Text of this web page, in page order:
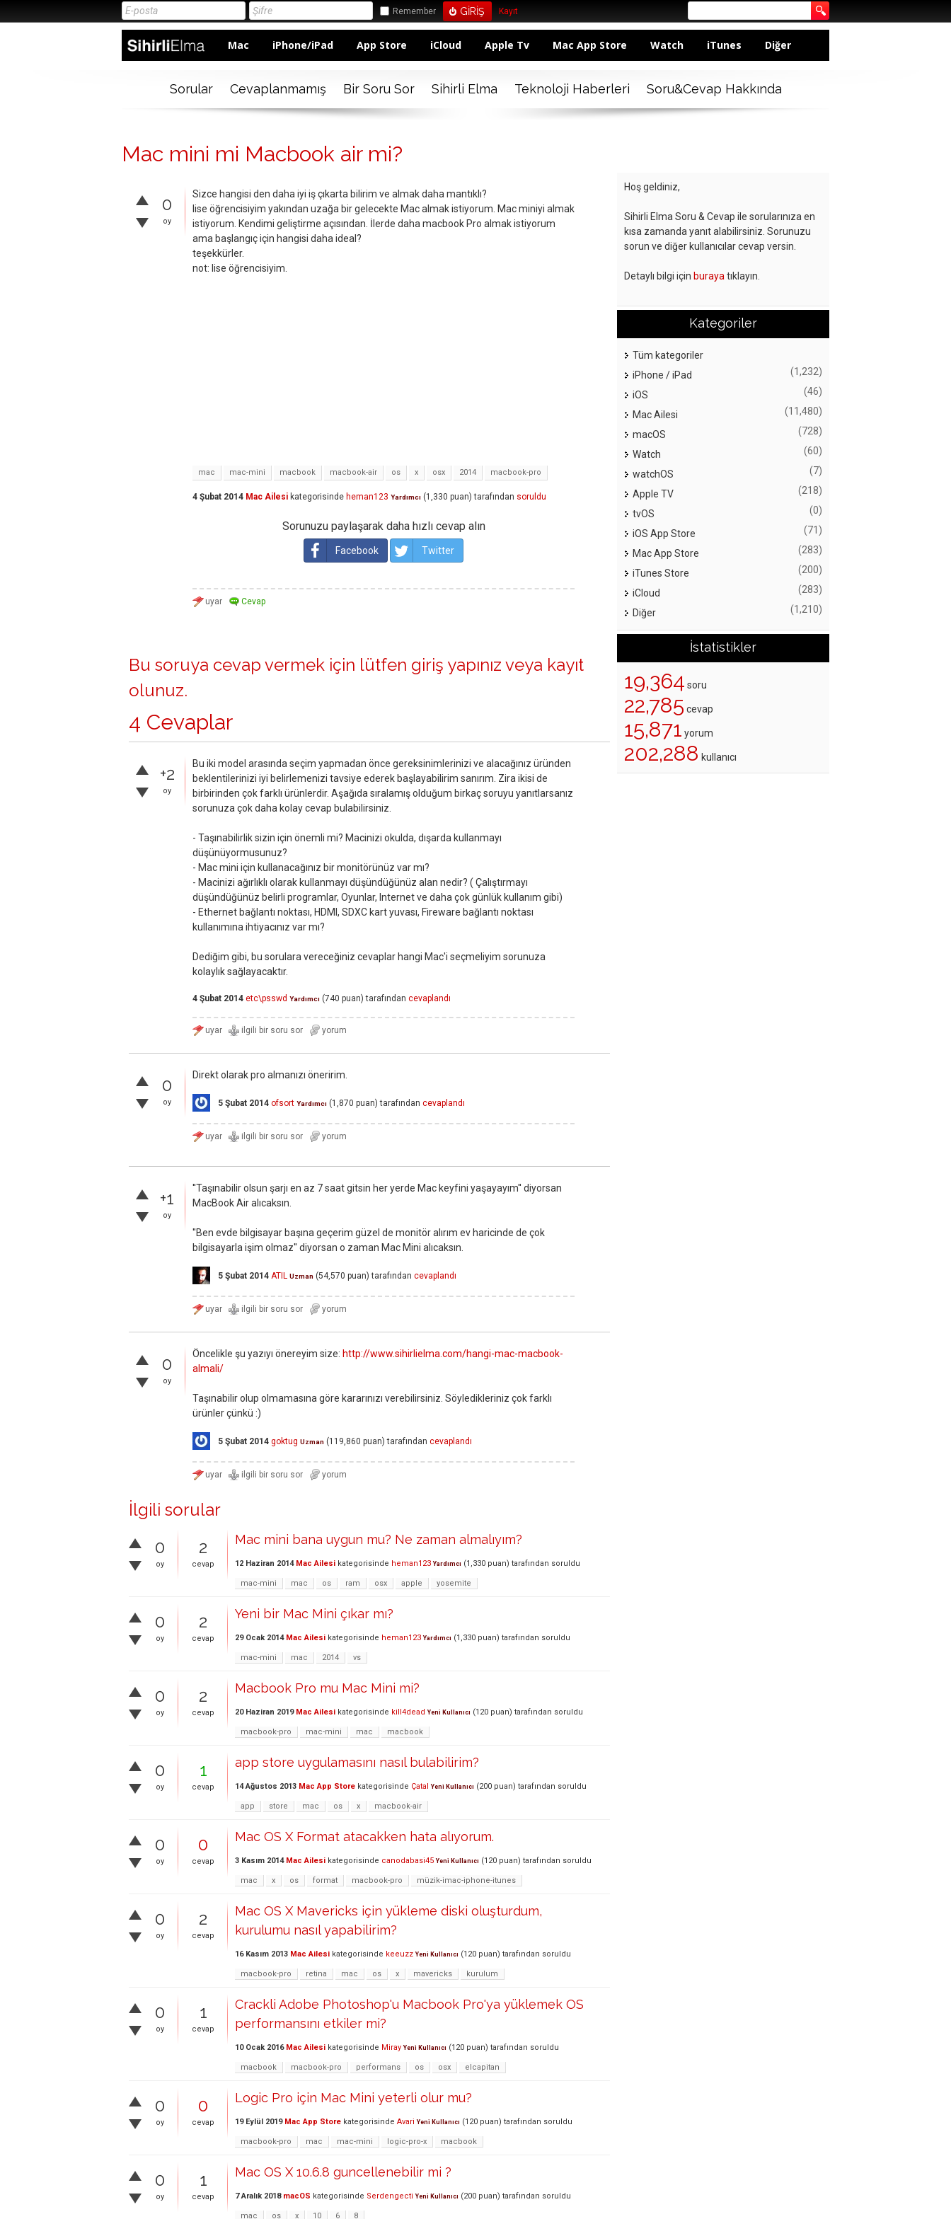
Remember Kayıt
Mac iPhone/iPad App Store iCloud Apple Tv Mac App Store Watch iTunes Diğer
Sorular Cevaplanmamış Bir Soru Sor Sihirli Elma Teknoloji Haberleri Soru&Cevap Hakkında
Mac mini mi Macbook air mi?
0
oy
Sizce hangisi den daha iyi iş çıkarta bilirim ve almak daha mantıklı?
lise öğrencisiyim yakından uzağa bir gelecekte Mac almak istiyorum. Mac miniyi almak
istiyorum. Kendimi geliştirme açısından. İlerde daha macbook Pro almak istiyorum
ama başlangıç için hangisi daha ideal?
teşekkürler.
not: lise öğrencisiyim.
mac mac-mini macbook macbook-air os x osx 2014 macbook-pro
4 Şubat 2014 Mac Ailesi kategorisinde heman123 Yardımcı (1,330 puan) tarafından soruldu
Sorunuzu paylaşarak daha hızlı cevap alın
Facebook Twitter
Bu soruya cevap vermek için lütfen giriş yapınız veya kayıt
olunuz.
4 Cevaplar
+2
oy
Bu iki model arasında seçim yapmadan önce gereksinimlerinizi ve alacağınız üründen
beklentilerinizi iyi belirlemenizi tavsiye ederek başlayabilirim sanırım. Zira ikisi de
birbirinden çok farklı ürünlerdir. Aşağıda sıralamış olduğum birkaç soruyu yanıtlarsanız
sorunuza çok daha kolay cevap bulabilirsiniz.
- Taşınabilirlik sizin için önemli mi? Macinizi okulda, dışarda kullanmayı
düşünüyormusunuz?
- Mac mini için kullanacağınız bir monitörünüz var mı?
- Macinizi ağırlıklı olarak kullanmayı düşündüğünüz alan nedir? ( Çalıştırmayı
düşündüğünüz belirli programlar, Oyunlar, Internet ve daha çok günlük kullanım gibi)
- Ethernet bağlantı noktası, HDMI, SDXC kart yuvası, Fireware bağlantı noktası
kullanımına ihtiyacınız var mı?
Dediğim gibi, bu sorulara vereceğiniz cevaplar hangi Mac'i seçmeliyim sorunuza
kolaylık sağlayacaktır.
4 Şubat 2014 etc\psswd Yardımcı (740 puan) tarafından cevaplandı
0
oy
Direkt olarak pro almanızı öneririm.
5 Şubat 2014 ofsort Yardımcı (1,870 puan) tarafından cevaplandı
+1
oy
''Taşınabilir olsun şarjı en az 7 saat gitsin her yerde Mac keyfini yaşayayım'' diyorsan
MacBook Air alıcaksın.
''Ben evde bilgisayar başına geçerim güzel de monitör alırım ev haricinde de çok
bilgisayarla işim olmaz'' diyorsan o zaman Mac Mini alıcaksın.
5 Şubat 2014 ATIL Uzman (54,570 puan) tarafından cevaplandı
0
oy
Öncelikle şu yazıyı önereyim size: http://www.sihirlielma.com/hangi-mac-macbook-
almali/
Taşınabilir olup olmamasına göre kararınızı verebilirsiniz. Söyledikleriniz çok farklı
ürünler çünkü :)
5 Şubat 2014 goktug Uzman (119,860 puan) tarafından cevaplandı
İlgili sorular
0
oy
2
cevap
Mac mini bana uygun mu? Ne zaman almalıyım?
12 Haziran 2014 Mac Ailesi kategorisinde heman123 Yardımcı (1,330 puan) tarafından soruldu
mac-mini mac os ram osx apple yosemite
0
oy
2
cevap
Yeni bir Mac Mini çıkar mı?
29 Ocak 2014 Mac Ailesi kategorisinde heman123 Yardımcı (1,330 puan) tarafından soruldu
mac-mini mac 2014 vs
0
oy
2
cevap
Macbook Pro mu Mac Mini mi?
20 Haziran 2019 Mac Ailesi kategorisinde kill4dead Yeni Kullanıcı (120 puan) tarafından soruldu
macbook-pro mac-mini mac macbook
0
oy
1
cevap
app store uygulamasını nasıl bulabilirim?
14 Ağustos 2013 Mac App Store kategorisinde Çatal Yeni Kullanıcı (200 puan) tarafından soruldu
app store mac os x macbook-air
0
oy
0
cevap
Mac OS X Format atacakken hata alıyorum.
3 Kasım 2014 Mac Ailesi kategorisinde canodabasi45 Yeni Kullanıcı (120 puan) tarafından soruldu
mac x os format macbook-pro müzik-imac-iphone-itunes
0
oy
2
cevap
Mac OS X Mavericks için yükleme diski oluşturdum,
kurulumu nasıl yapabilirim?
16 Kasım 2013 Mac Ailesi kategorisinde keeuzz Yeni Kullanıcı (120 puan) tarafından soruldu
macbook-pro retina mac os x mavericks kurulum
0
oy
1
cevap
Crackli Adobe Photoshop'u Macbook Pro'ya yüklemek OS
performansını etkiler mi?
10 Ocak 2016 Mac Ailesi kategorisinde Miray Yeni Kullanıcı (120 puan) tarafından soruldu
macbook macbook-pro performans os osx elcapitan
0
oy
0
cevap
Logic Pro için Mac Mini yeterli olur mu?
19 Eylül 2019 Mac App Store kategorisinde Avari Yeni Kullanıcı (120 puan) tarafından soruldu
macbook-pro mac mac-mini logic-pro-x macbook
0
oy
1
cevap
Mac OS X 10.6.8 guncellenebilir mi ?
7 Aralık 2018 macOS kategorisinde Serdengecti Yeni Kullanıcı (200 puan) tarafından soruldu
mac os x 10 6 8
Hoş geldiniz,
Sihirli Elma Soru & Cevap ile sorularınıza en
kısa zamanda yanıt alabilirsiniz. Sorunuzu
sorun ve diğer kullanıcılar cevap versin.
Detaylı bilgi için buraya tıklayın.
Kategoriler
Tüm kategoriler
iPhone / iPad
(1,232)
iOS (46)
Mac Ailesi (11,480)
macOS (728)
Watch (60)
watchOS (7)
Apple TV (218)
tvOS (0)
iOS App Store (71)
Mac App Store (283)
iTunes Store (200)
iCloud (283)
Diğer (1,210)
İstatistikler
19,364 soru
22,785 cevap
15,871 yorum
202,288 kullanıcı